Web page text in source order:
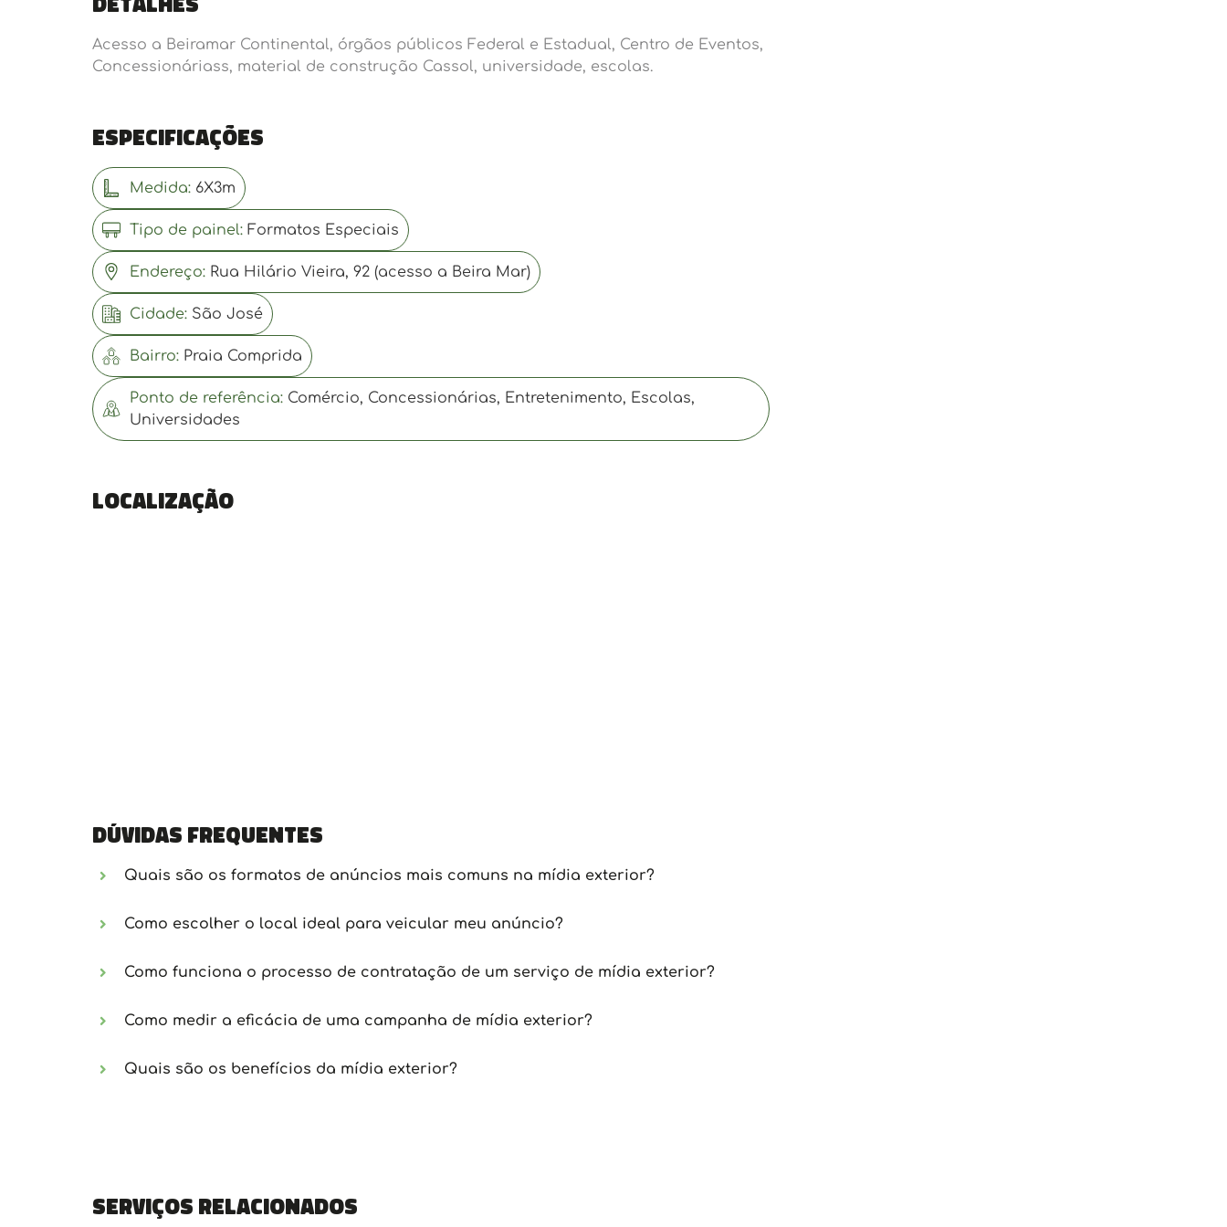
Acesso a Beiramar Continental, órgãos públicos Federal e Estadual, Centro de Eventos,
Concessionáriass, material de construção Cassol, universidade, escolas.
Especificações
Medida:6X3m
Tipo de painel:Formatos Especiais
Endereço:Rua Hilário Vieira, 92 (acesso a Beira Mar)
Cidade:São José
Bairro:Praia Comprida
Ponto de referência:Comércio, Concessionárias, Entretenimento, Escolas,
Universidades
Localização
Dúvidas frequentes
Quais são os formatos de anúncios mais comuns na mídia exterior?
Como escolher o local ideal para veicular meu anúncio?
Como funciona o processo de contratação de um serviço de mídia exterior?
Como medir a eficácia de uma campanha de mídia exterior?
Quais são os benefícios da mídia exterior?
Serviços relacionados